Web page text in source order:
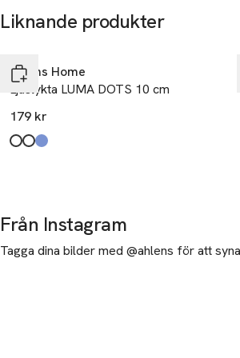
Liknande produkter
Ta 3 betala för 2
Åhléns Home
Ljuslykta LUMA DOTS 10 cm
179 kr
Produkten finns i färgerna:
White/Pink
White,
Green/Blue
Från Instagram
Tagga dina bilder med @ahlens för att